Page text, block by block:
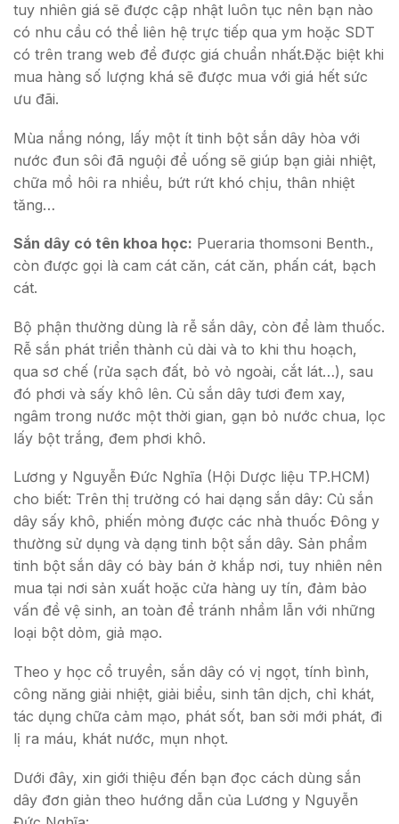
tuy nhiên giá sẽ được cập nhật luôn tục nên bạn nào
có nhu cầu có thể liên hệ trực tiếp qua ym hoặc SDT
có trên trang web để được giá chuẩn nhất.Đặc biệt khi
mua hàng số lượng khá sẽ được mua với giá hết sức
ưu đãi.
Mùa nắng nóng, lấy một ít tinh bột sắn dây hòa với
nước đun sôi đã nguội để uống sẽ giúp bạn giải nhiệt,
chữa mồ hôi ra nhiều, bứt rứt khó chịu, thân nhiệt
tăng…
Sắn dây có tên khoa học: Pueraria thomsoni Benth.,
còn được gọi là cam cát căn, cát căn, phấn cát, bạch
cát.
Bộ phận thường dùng là rễ sắn dây, còn để làm thuốc.
Rễ sắn phát triển thành củ dài và to khi thu hoạch,
qua sơ chế (rửa sạch đất, bỏ vỏ ngoài, cắt lát…), sau
đó phơi và sấy khô lên. Củ sắn dây tươi đem xay,
ngâm trong nước một thời gian, gạn bỏ nước chua, lọc
lấy bột trắng, đem phơi khô.
Lương y Nguyễn Đức Nghĩa (Hội Dược liệu TP.HCM)
cho biết: Trên thị trường có hai dạng sắn dây: Củ sắn
dây sấy khô, phiến mỏng được các nhà thuốc Đông y
thường sử dụng và dạng tinh bột sắn dây. Sản phẩm
tinh bột sắn dây có bày bán ở khắp nơi, tuy nhiên nên
mua tại nơi sản xuất hoặc cửa hàng uy tín, đảm bảo
vấn đề vệ sinh, an toàn để tránh nhầm lẫn với những
loại bột dỏm, giả mạo.
Theo y học cổ truyền, sắn dây có vị ngọt, tính bình,
công năng giải nhiệt, giải biểu, sinh tân dịch, chỉ khát,
tác dụng chữa cảm mạo, phát sốt, ban sởi mới phát, đi
lị ra máu, khát nước, mụn nhọt.
Dưới đây, xin giới thiệu đến bạn đọc cách dùng sắn
dây đơn giản theo hướng dẫn của Lương y Nguyễn